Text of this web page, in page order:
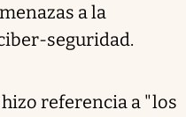
a la
seguridad.
referencia a "los